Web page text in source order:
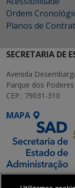
Ordem
Planos de
SECRETARIA DE
Avenida
Parque dos
CEP.: 79031-310
MAPA